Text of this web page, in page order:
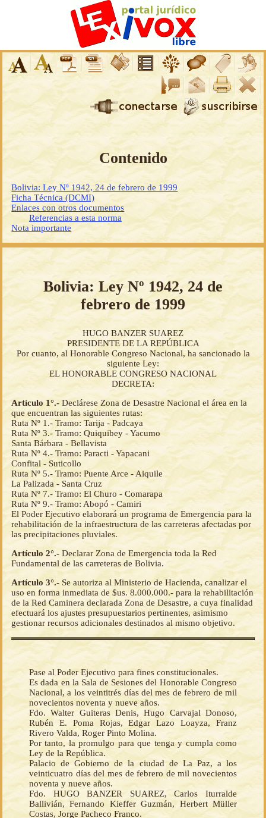
Contenido
Bolivia: Ley Nº 1942, 24 de febrero de 1999
Ficha Técnica (DCMI)
Enlaces con otros documentos
Referencias a esta norma
Nota importante
Bolivia: Ley Nº 1942, 24 de
febrero de 1999
HUGO BANZER SUAREZ
PRESIDENTE DE LA REPÚBLICA
Por cuanto, al Honorable Congreso Nacional, ha sancionado la
siguiente Ley:
EL HONORABLE CONGRESO NACIONAL
DECRETA:
Artículo 1°.- Declárese Zona de Desastre Nacional el área en la
que encuentran las siguientes rutas:
Ruta Nº 1.- Tramo: Tarija - Padcaya
Ruta Nº 3.- Tramo: Quiquibey - Yacumo
Santa Bárbara - Bellavista
Ruta Nº 4.- Tramo: Paracti - Yapacani
Confital - Suticollo
Ruta Nº 5.- Tramo: Puente Arce - Aiquile
La Palizada - Santa Cruz
Ruta Nº 7.- Tramo: El Churo - Comarapa
Ruta Nº 9.- Tramo: Abopó - Camiri
El Poder Ejecutivo elaborará un programa de Emergencia para la
rehabilitación de la infraestructura de las carreteras afectadas por
las precipitaciones pluviales.
Artículo 2°.- Declarar Zona de Emergencia toda la Red
Fundamental de las carreteras de Bolivia.
Artículo 3°.- Se autoriza al Ministerio de Hacienda, canalizar el
uso en forma inmediata de $us. 8.000.000.- para la rehabilitación
de la Red Caminera declarada Zona de Desastre, a cuya finalidad
efectuará los ajustes presupuestarios pertinentes, asimismo
gestionar recursos adicionales destinados al mismo objetivo.
Pase al Poder Ejecutivo para fines constitucionales.
Es dada en la Sala de Sesiones del Honorable Congreso
Nacional, a los veintitrés días del mes de febrero de mil
novecientos noventa y nueve años.
Fdo. Walter Guiteras Denis, Hugo Carvajal Donoso,
Rubén E. Poma Rojas, Edgar Lazo Loayza, Franz
Rivero Valda, Roger Pinto Molina.
Por tanto, la promulgo para que tenga y cumpla como
Ley de la República.
Palacio de Gobierno de la ciudad de La Paz, a los
veinticuatro días del mes de febrero de mil novecientos
noventa y nueve años.
Fdo. HUGO BANZER SUAREZ, Carlos Iturralde
Ballivián, Fernando Kieffer Guzmán, Herbert Müller
Costas, Jorge Pacheco Franco.